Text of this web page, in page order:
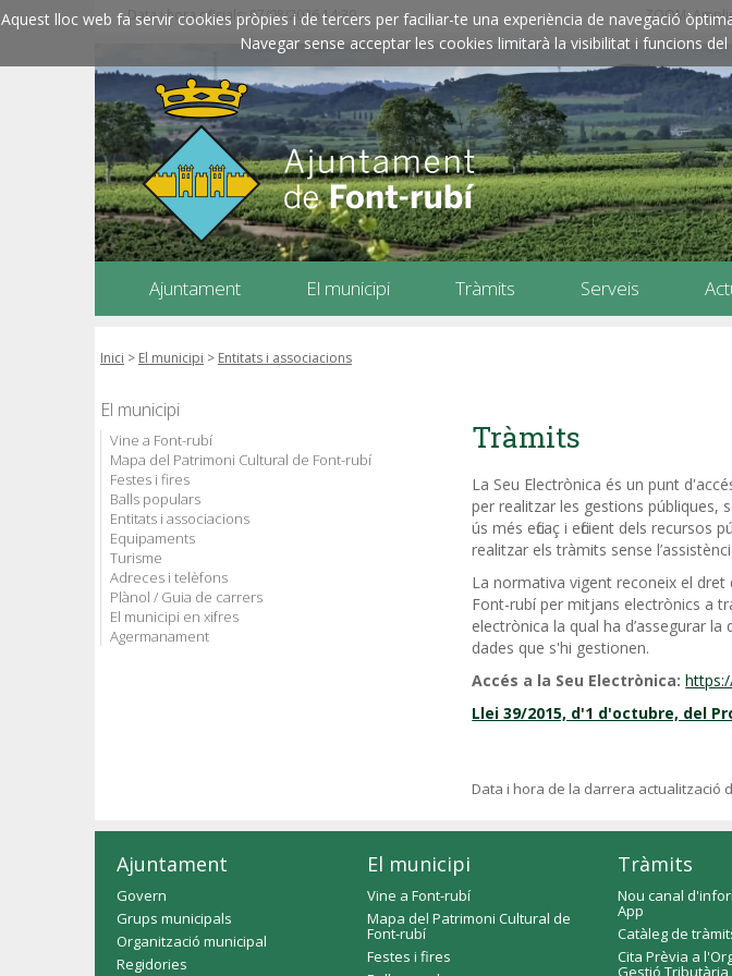
Aquest lloc web fa servir cookies pròpies i de tercers per faciliar-te una experiència de navegació
Navegar sense acceptar les cookies limitarà la visibilitat i funcions
Data i hora oficials: 07/08/2026 14:39 ZOOM:
Ajuntament El municipi Tràmits Serveis
Inici > El municipi > Entitats i associacions
El municipi
Vine a Font-rubí
Mapa del Patrimoni Cultural de Font-rubí
Festes i fires
Balls populars
Entitats i associacions
Equipaments
Turisme
Adreces i telèfons
Plànol / Guia de carrers
El municipi en xifres
Agermanament
Tràmits
La Seu Electrònica és un punt
per realitzar les gestions públiques,
ús més eficaç i eficient dels
realitzar els tràmits sense
La normativa vigent reconeix el dret
Font-rubí per mitjans electrònics a
electrònica la qual ha d’assegurar
dades que s'hi gestionen.
Accés a la Seu Electrònica:
Llei 39/2015, d'1 d'octubre, del
Data i hora de la darrera actualització
Ajuntament
Govern
Grups municipals
Organització municipal
Regidories
El municipi
Vine a Font-rubí
Mapa del Patrimoni Cultural de
Font-rubí
Festes i fires
Tràmits
Nou canal
App
Catàleg de
Cita Prèvia a
Gestió Tributària